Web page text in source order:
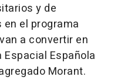
y de
el programa
a convertir en
Española
Morant.